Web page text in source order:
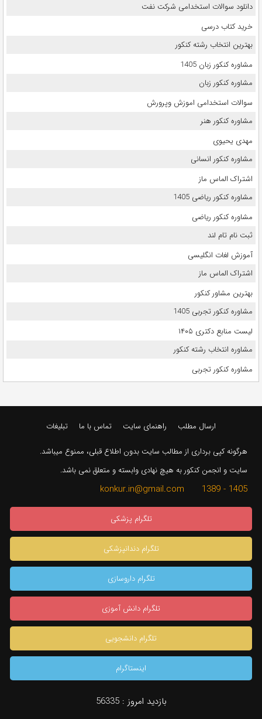
دانلود سوالات استخدامی شرکت نفت
خرید کتاب درسی
بهترین انتخاب رشته کنکور
مشاوره کنکور زبان 1405
مشاوره کنکور زبان
سوالات استخدامی اموزش وپرورش
مشاوره کنکور هنر
مهدی یحیوی
مشاوره کنکور انسانی
اشتراک الماس ماز
مشاوره کنکور ریاضی 1405
مشاوره کنکور ریاضی
ثبت نام تام لند
آموزش لغات انگلیسی
اشتراک الماس ماز
بهترین مشاور کنکور
مشاوره کنکور تجربی 1405
لیست منابع دکتری ۱۴۰۵
مشاوره انتخاب رشته کنکور
مشاوره کنکور تجربی
ارسال مطلب راهنمای سایت تماس با ما تبلیغات
هرگونه کپی برداری از مطالب سایت بدون اطلاع قبلی، ممنوع میباشد.
سایت و انجمن کنکور به هیچ نهادی وابسته و متعلق نمی باشد.
1405 - 1389 konkur.in@gmail.com
تلگرام پزشکی
تلگرام دندانپزشکی
تلگرام داروسازی
تلگرام دانش آموزی
تلگرام دانشجویی
اینستاگرام
بازدید امروز :56335